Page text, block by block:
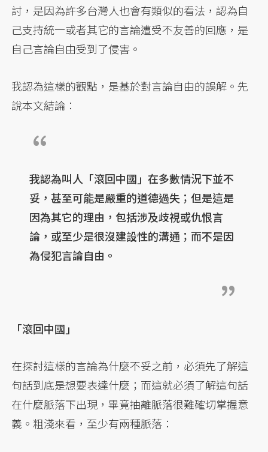
討，是因為許多台灣人也會有類似的看法，認為自
己支持統一或者其它的言論遭受不友善的回應，是
自己言論自由受到了侵害。
我認為這樣的觀點，是基於對言論自由的誤解。先
說本文結論：
我認為叫人「滾回中國」在多數情況下並不
妥，甚至可能是嚴重的道德過失；但是這是
因為其它的理由，包括涉及歧視或仇恨言
論，或至少是很沒建設性的溝通；而不是因
為侵犯言論自由。
「滾回中國」
在探討這樣的言論為什麼不妥之前，必須先了解這
句話到底是想要表達什麼；而這就必須了解這句話
在什麼脈落下出現，畢竟抽離脈落很難確切掌握意
義。粗淺來看，至少有兩種脈落：